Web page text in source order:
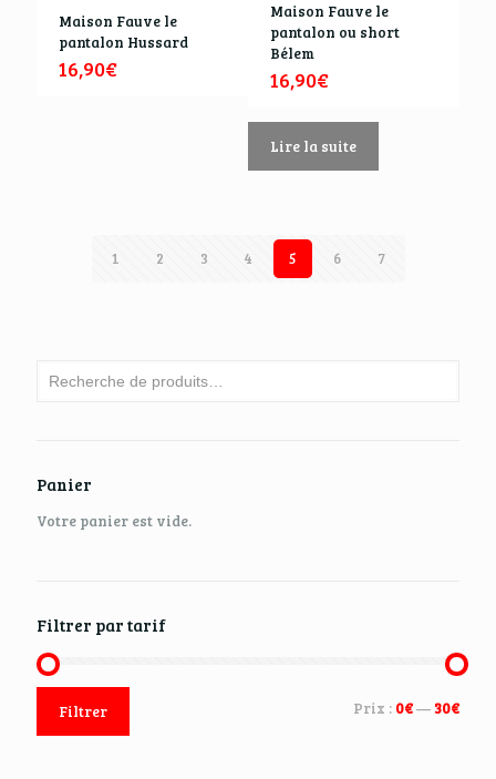
Maison Fauve le
pantalon Hussard
16,90€
Maison Fauve le
pantalon ou short
Bélem
16,90€
Lire la suite
1 2 3 4 5 6 7
Panier
Votre panier est vide.
Filtrer par tarif
Filtrer Prix : 0€— 30€